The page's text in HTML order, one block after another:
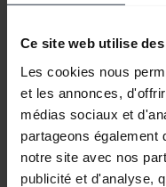
Ce site web utilise
Les cookies nous
et les annonces,
médias sociaux et
partageons également
notre site avec nos
publicité et d'analyse,
Guide
Questions